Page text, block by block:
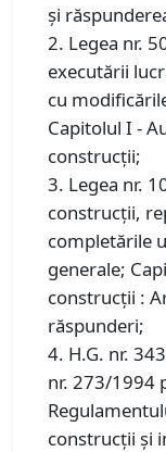
şi
2. Legea nr.
executării
cu
Capitolul I -
construcţii;
3. Legea nr.
construcții,
completările
generale;
construcţii :
răspunderi;
4. H.G. nr.
nr. 273/1994
construcții și